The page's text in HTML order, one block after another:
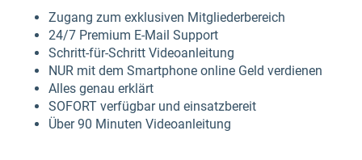
Zugang zum exklusiven Mitgliederbereich
24/7 Premium E-Mail Support
Schritt-für-Schritt Videoanleitung
NUR mit dem Smartphone online Geld verdienen
Alles genau erklärt
SOFORT verfügbar und einsatzbereit
Über 90 Minuten Videoanleitung